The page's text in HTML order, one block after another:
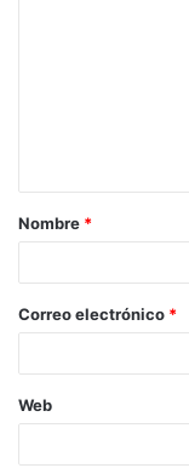
Nombre *
Correo electrónico *
Web